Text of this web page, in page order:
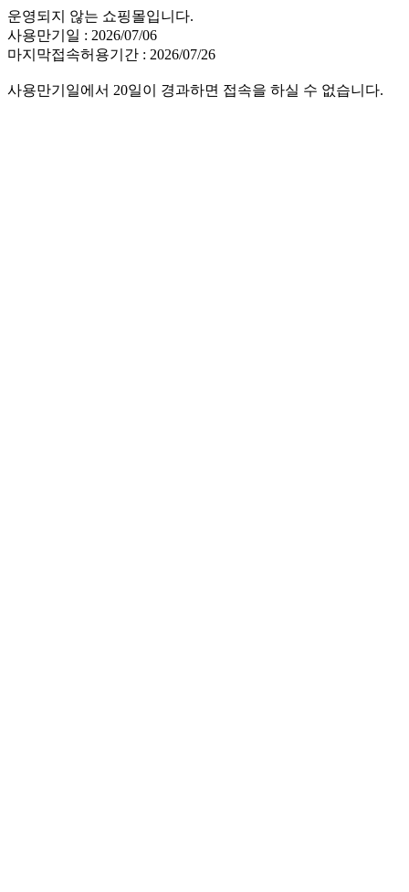
운영되지 않는 쇼핑몰입니다.
사용만기일 : 2026/07/06
마지막접속허용기간 : 2026/07/26
사용만기일에서 20일이 경과하면 접속을 하실 수 없습니다.